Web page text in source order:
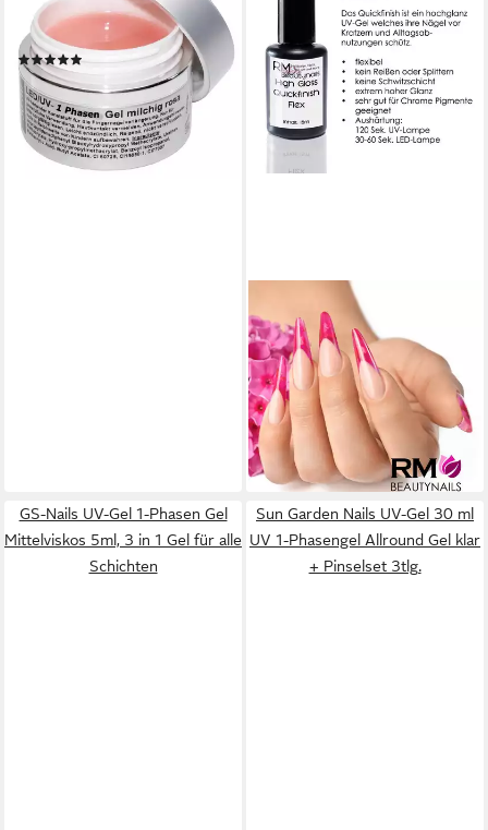
Phasen milky rosé, milchig
rosa, Babyboomer Look
(1)
11,99 € UVP
14,99 €
(399,67 €/ 1 l)
-20%
lieferbar - in 4-5 Werktagen bei dir
RM BEAUTYNAILS
UV-Gel Quick Finish Flex UV
Led Gel HEMA Frei Glanzgel
Versiegelung Nails, keine
Schwitzschicht, Nageldesign,
Finishgel
7,49 €
(499,33 €/ 1 l)
lieferbar - in 3-4 Werktagen bei dir
GS-Nails UV-Gel 1-Phasen Gel
Mittelviskos 5ml, 3 in 1 Gel für alle
Schichten
Sun Garden Nails UV-Gel 30 ml
UV 1-Phasengel Allround Gel klar
+ Pinselset 3tlg.